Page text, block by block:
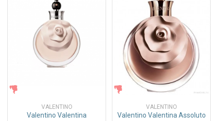
VALENTINO
Valentino Valentina
ЖЕНСКИЕ
VALENTINO
Valentino Valentina Assoluto